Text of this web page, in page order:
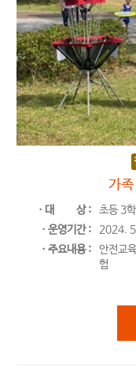
가
ㆍ대 상 :
초등 3
ㆍ운영기간 :
2024.
ㆍ주요내용 :
안전교
험